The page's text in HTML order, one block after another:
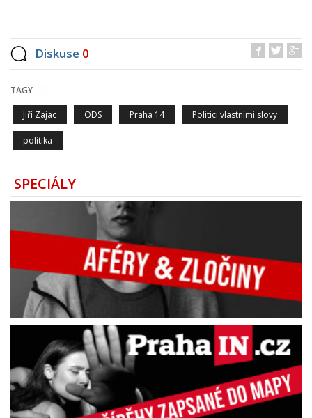
Diskuse 0
TAGY
Jiří Zajac ODS Praha 14 Politici vlastními slovy
politika
SPECIÁLY